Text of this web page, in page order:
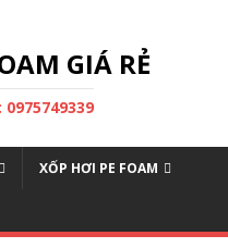
GIÁ RẺ
0975749339
XỐP HƠI PE FOAM